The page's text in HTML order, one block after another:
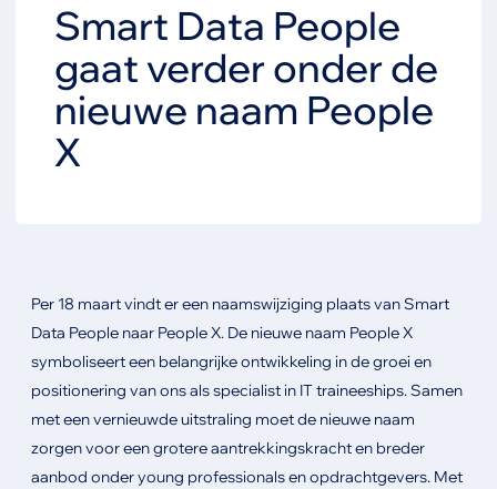
Smart Data People
gaat verder onder de
nieuwe naam People
X
Per 18 maart vindt er een naamswijziging plaats van Smart
Data People naar People X. De nieuwe naam People X
symboliseert een belangrijke ontwikkeling in de groei en
positionering van ons als specialist in IT traineeships. Samen
met een vernieuwde uitstraling moet de nieuwe naam
zorgen voor een grotere aantrekkingskracht en breder
aanbod onder young professionals en opdrachtgevers. Met